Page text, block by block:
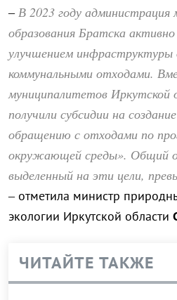
–В 2023 году администрация
образования Братска
улучшением
коммунальными отходами.
муниципалитетов Иркутской
получили субсидии на
обращению с отходами по
окружающей среды». Общий
выделенный на эти цели,
– отметила министр
экологии Иркутской области
ЧИТАЙТЕ ТАКЖЕ